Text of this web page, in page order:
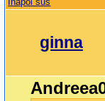
ginna